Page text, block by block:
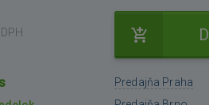
Predajňa Praha